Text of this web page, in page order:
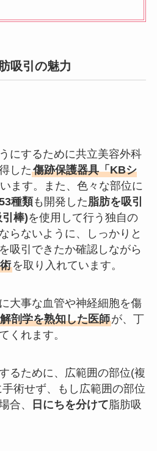
吸引の魅力
にするために共立美容外科
した傷跡保護器具「KBシ
ます。また、色々な部位に
種類も開発した 脂肪を吸引
棒)を使用して行う独自の
らないように、しっかりと
吸引できたか確認しながら
を取り入れています。
大事な血管や神経細胞を傷
解剖学を熟知した医師が、丁
くれます。
るために、広範囲の部位(複
術せず、もし広範囲の部位
合、
日にちを分けて脂肪吸